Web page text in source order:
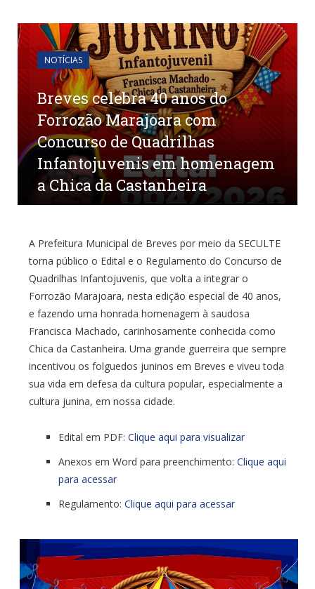
NOTÍCIAS
Breves celebra 40 anos do
Forrozão Marajoara com
Concurso de Quadrilhas
Infantojuvenis em homenagem
a Chica da Castanheira
A Prefeitura Municipal de Breves por meio da SECULTE
torna público o Edital e o Regulamento do Concurso de
Quadrilhas Infantojuvenis, que volta a integrar o
Forrozão Marajoara, nesta edição especial de 40 anos,
e fazendo uma honrada homenagem à saudosa
Francisca Machado, carinhosamente conhecida como
Chica da Castanheira. Uma grande guerreira que sempre
incentivou os folguedos juninos em Breves e viveu toda
sua vida em defesa da cultura popular, especialmente a
cultura junina, em nossa cidade.
Edital em PDF: Clique aqui para visualizar
Anexos em Word para preenchimento: Clique aqui
para acessar
Regulamento: Clique aqui para acessar